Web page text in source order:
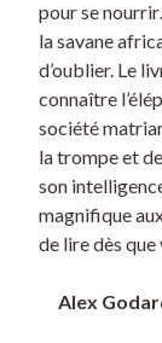
pour se
la savane
d’oublier. Le
connaître
société
la trompe et
son
magnifique
de lire dès
Alex